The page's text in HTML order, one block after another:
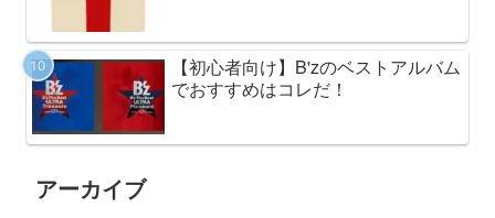
【初心者向け】B'zのベストアルバム
でおすすめはコレだ！
アーカイブ